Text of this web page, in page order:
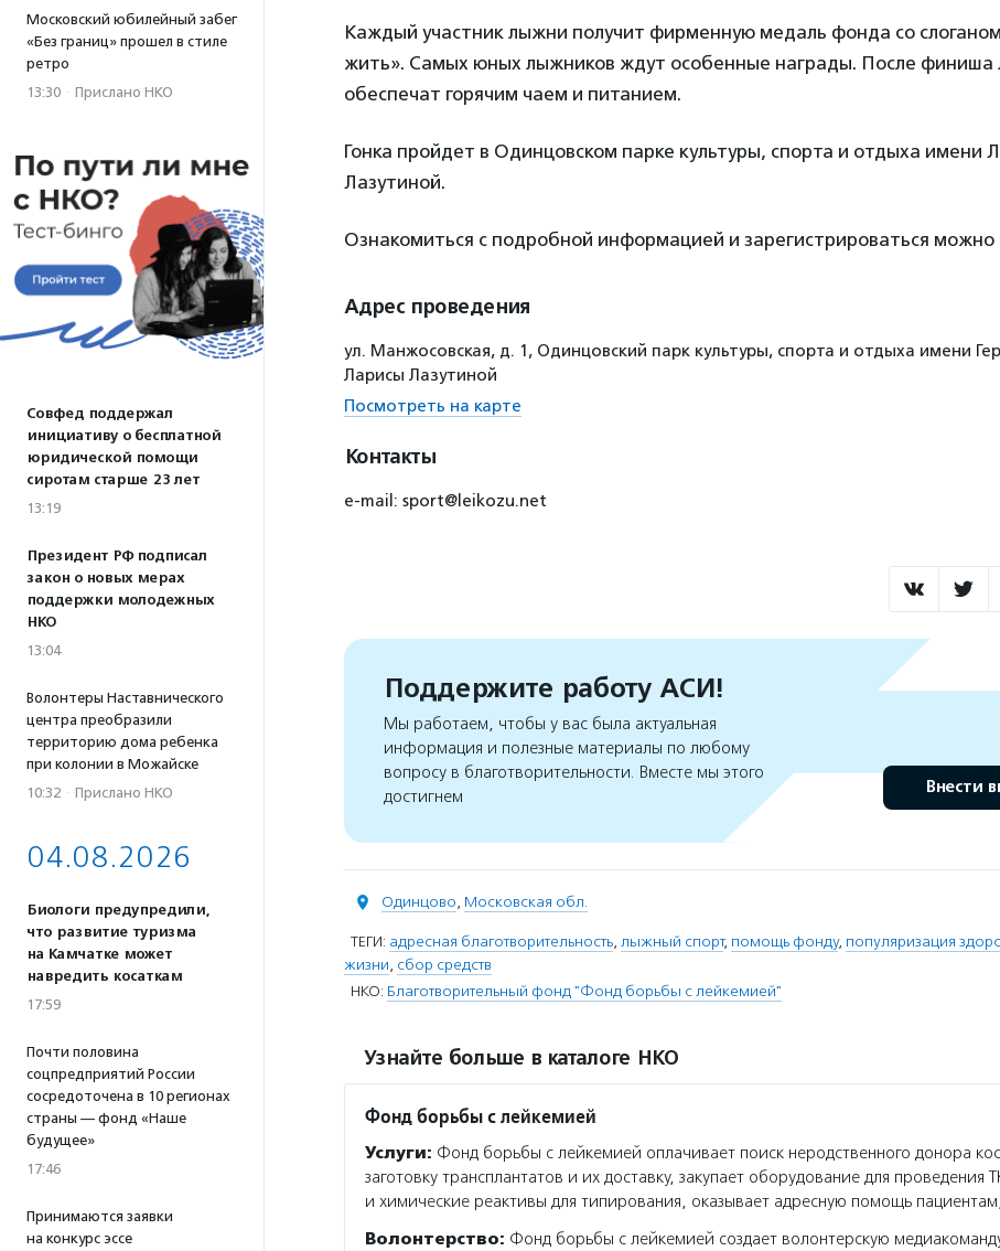
Московский юбилейный забег
«Без границ» прошел в стиле
ретро
13:30 · Прислано НКО
Совфед поддержал
инициативу о бесплатной
юридической помощи
сиротам старше 23 лет
13:19
Президент РФ подписал
закон о новых мерах
поддержки молодежных
НКО
13:04
Волонтеры Наставнического
центра преобразили
территорию дома ребенка
при колонии в Можайске
10:32 · Прислано НКО
04.08.2026
Биологи предупредили,
что развитие туризма
на Камчатке может
навредить косаткам
17:59
Почти половина
соцпредприятий России
сосредоточена в 10 регионах
страны — фонд «Наше
будущее»
17:46
Принимаются заявки
на конкурс эссе
Каждый участник лыжни получит фирменную медаль фонда со
жить». Самых юных лыжников ждут особенные награды. После финиша
обеспечат горячим чаем и питанием.
Гонка пройдет в Одинцовском парке культуры, спорта и отдыха имени
Лазутиной.
Ознакомиться с подробной информацией и зарегистрироваться можно
Адрес проведения
ул. Манжосовская, д. 1, Одинцовский парк культуры, спорта и отдыха имени
Ларисы Лазутиной
Посмотреть на карте
Контакты
e-mail: sport@leikozu.net
Поддержите работу АСИ!
Мы работаем, чтобы у вас была актуальная
информация и полезные материалы по любому
вопросу в благотворительности. Вместе мы этого
достигнем
Внести
Одинцово, Московская обл.
ТЕГИ: адресная благотворительность, лыжный спорт, помощь фонду, популяризация
жизни, сбор средств
НКО: Благотворительный фонд "Фонд борьбы с лейкемией"
Узнайте больше в каталоге НКО
Фонд борьбы с лейкемией
Услуги: Фонд борьбы с лейкемией оплачивает поиск неродственного донора
заготовку трансплантатов и их доставку, закупает оборудование для проведения
и химические реактивы для типирования, оказывает адресную помощь
Волонтерство: Фонд борьбы с лейкемией создает волонтерскую